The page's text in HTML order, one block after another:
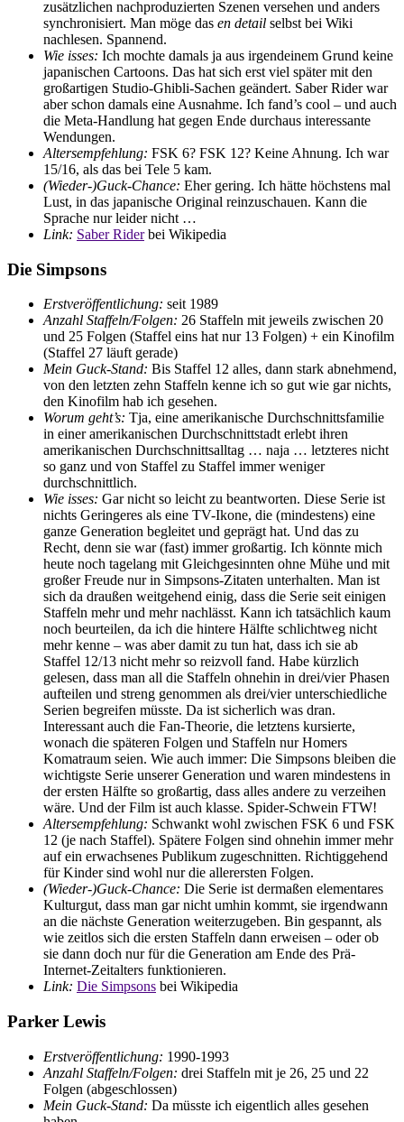
zusätzlichen nachproduzierten Szenen versehen und anders
synchronisiert. Man möge das en detail selbst bei Wiki
nachlesen. Spannend.
Wie isses: Ich mochte damals ja aus irgendeinem Grund keine
japanischen Cartoons. Das hat sich erst viel später mit den
großartigen Studio-Ghibli-Sachen geändert. Saber Rider war
aber schon damals eine Ausnahme. Ich fand’s cool – und auch
die Meta-Handlung hat gegen Ende durchaus interessante
Wendungen.
Altersempfehlung: FSK 6? FSK 12? Keine Ahnung. Ich war
15/16, als das bei Tele 5 kam.
(Wieder-)Guck-Chance: Eher gering. Ich hätte höchstens mal
Lust, in das japanische Original reinzuschauen. Kann die
Sprache nur leider nicht …
Link: Saber Riderbei Wikipedia
Die Simpsons
Erstveröffentlichung: seit 1989
Anzahl Staffeln/Folgen: 26 Staffeln mit jeweils zwischen 20
und 25 Folgen (Staffel eins hat nur 13 Folgen) + ein Kinofilm
(Staffel 27 läuft gerade)
Mein Guck-Stand: Bis Staffel 12 alles, dann stark abnehmend,
von den letzten zehn Staffeln kenne ich so gut wie gar nichts,
den Kinofilm hab ich gesehen.
Worum geht’s: Tja, eine amerikanische Durchschnittsfamilie
in einer amerikanischen Durchschnittstadt erlebt ihren
amerikanischen Durchschnittsalltag … naja … letzteres nicht
so ganz und von Staffel zu Staffel immer weniger
durchschnittlich.
Wie isses: Gar nicht so leicht zu beantworten. Diese Serie ist
nichts Geringeres als eine TV-Ikone, die (mindestens) eine
ganze Generation begleitet und geprägt hat. Und das zu
Recht, denn sie war (fast) immer großartig. Ich könnte mich
heute noch tagelang mit Gleichgesinnten ohne Mühe und mit
großer Freude nur in Simpsons-Zitaten unterhalten. Man ist
sich da draußen weitgehend einig, dass die Serie seit einigen
Staffeln mehr und mehr nachlässt. Kann ich tatsächlich kaum
noch beurteilen, da ich die hintere Hälfte schlichtweg nicht
mehr kenne – was aber damit zu tun hat, dass ich sie ab
Staffel 12/13 nicht mehr so reizvoll fand. Habe kürzlich
gelesen, dass man all die Staffeln ohnehin in drei/vier Phasen
aufteilen und streng genommen als drei/vier unterschiedliche
Serien begreifen müsste. Da ist sicherlich was dran.
Interessant auch die Fan-Theorie, die letztens kursierte,
wonach die späteren Folgen und Staffeln nur Homers
Komatraum seien. Wie auch immer: Die Simpsons bleiben die
wichtigste Serie unserer Generation und waren mindestens in
der ersten Hälfte so großartig, dass alles andere zu verzeihen
wäre. Und der Film ist auch klasse. Spider-Schwein FTW!
Altersempfehlung: Schwankt wohl zwischen FSK 6 und FSK
12 (je nach Staffel). Spätere Folgen sind ohnehin immer mehr
auf ein erwachsenes Publikum zugeschnitten. Richtiggehend
für Kinder sind wohl nur die allerersten Folgen.
(Wieder-)Guck-Chance: Die Serie ist dermaßen elementares
Kulturgut, dass man gar nicht umhin kommt, sie irgendwann
an die nächste Generation weiterzugeben. Bin gespannt, als
wie zeitlos sich die ersten Staffeln dann erweisen – oder ob
sie dann doch nur für die Generation am Ende des Prä-
Internet-Zeitalters funktionieren.
Link: Die Simpsons bei Wikipedia
Parker Lewis
Erstveröffentlichung: 1990-1993
Anzahl Staffeln/Folgen: drei Staffeln mit je 26, 25 und 22
Folgen (abgeschlossen)
Mein Guck-Stand: Da müsste ich eigentlich alles gesehen